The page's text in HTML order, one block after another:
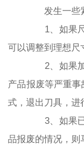
发生一些紧
1、如果尺
可以调整到理想尺
2、如果加
产品报废等严重事
式，退出刀具，进
3、如果已
品报废的情况，则